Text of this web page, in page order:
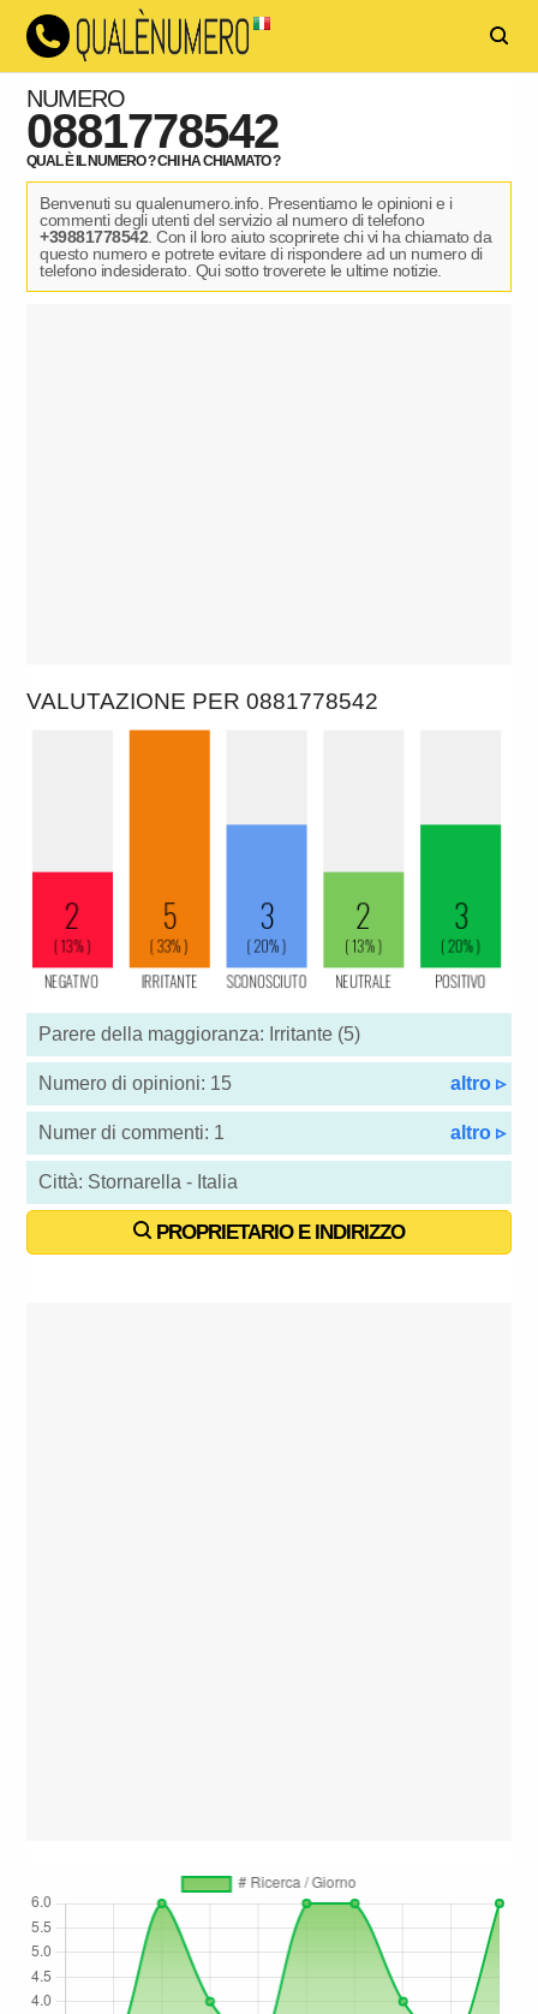
NUMERO
0881778542
QUAL È IL NUMERO ? CHI HA CHIAMATO ?
Benvenuti su qualenumero.info. Presentiamo le opinioni e i
commenti degli utenti del servizio al numero di telefono
+39881778542 . Con il loro aiuto scoprirete chi vi ha chiamato da
questo numero e potrete evitare di rispondere ad un numero di
telefono indesiderato. Qui sotto troverete le ultime notizie.
VALUTAZIONE PER 0881778542
Parere della maggioranza: Irritante (5)
Numero di opinioni: 15 altro ▹
Numer di commenti: 1 altro ▹
Città: Stornarella - Italia
PROPRIETARIO E INDIRIZZO